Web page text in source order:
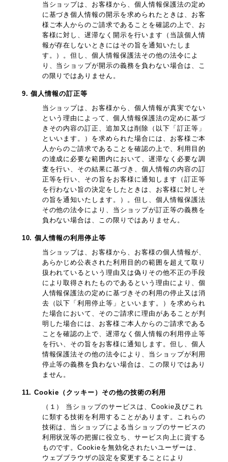
当ショップは、お客様から、個人情報保護法の定め
に基づき個人情報の開示を求められたときは、お客
様ご本人からのご請求であることを確認の上で、お
客様に対し、遅滞なく開示を行います（当該個人情
報が存在しないときにはその旨を通知いたしま
す。）。但し、個人情報保護法その他の法令によ
り、当ショップが開示の義務を負わない場合は、こ
の限りではありません。
9. 個人情報の訂正等
当ショップは、お客様から、個人情報が真実でない
という理由によって、個人情報保護法の定めに基づ
きその内容の訂正、追加又は削除（以下「訂正等」
といいます。）を求められた場合には、お客様ご本
人からのご請求であることを確認の上で、利用目的
の達成に必要な範囲内において、遅滞なく必要な調
査を行い、その結果に基づき、個人情報の内容の訂
正等を行い、その旨をお客様に通知します（訂正等
を行わない旨の決定をしたときは、お客様に対しそ
の旨を通知いたします。）。但し、個人情報保護法
その他の法令により、当ショップが訂正等の義務を
負わない場合は、この限りではありません。
10. 個人情報の利用停止等
当ショップは、お客様から、お客様の個人情報が、
あらかじめ公表された利用目的の範囲を超えて取り
扱われているという理由又は偽りその他不正の手段
により取得されたものであるという理由により、個
人情報保護法の定めに基づきその利用の停止又は消
去（以下「利用停止等」といいます。）を求められ
た場合において、そのご請求に理由があることが判
明した場合には、お客様ご本人からのご請求である
ことを確認の上で、遅滞なく個人情報の利用停止等
を行い、その旨をお客様に通知します。但し、個人
情報保護法その他の法令により、当ショップが利用
停止等の義務を負わない場合は、この限りではあり
ません。
11. Cookie（クッキー）その他の技術の利用
（１） 当ショップのサービスは、Cookie及びこれ
に類する技術を利用することがあります。これらの
技術は、当ショップによる当ショップのサービスの
利用状況等の把握に役立ち、サービス向上に資する
ものです。Cookieを無効化されたいユーザーは、
ウェブブラウザの設定を変更することにより